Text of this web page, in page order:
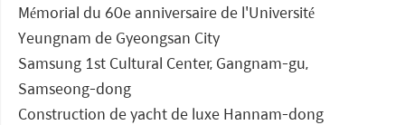
Mémorial du 60e anniversaire de l'Université
Yeungnam de Gyeongsan City
Samsung 1st Cultural Center, Gangnam-gu,
Samseong-dong
Construction de yacht de luxe Hannam-dong